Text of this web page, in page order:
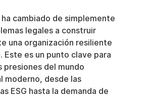
cambiado de simplemente
legales a construir
una organización resiliente
Este es un punto clave para
presiones del mundo
moderno, desde las
ESG hasta la demanda de